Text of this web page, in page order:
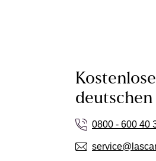
0800 - 600 40